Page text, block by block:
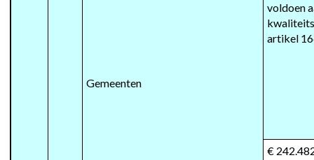
voldoen
artikel
Gemeenten
€